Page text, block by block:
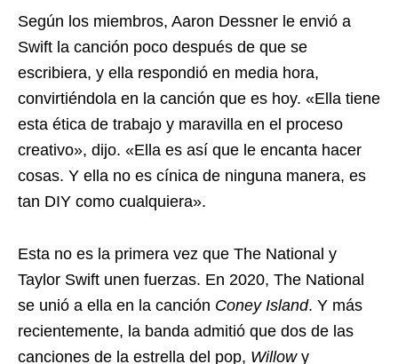
Según los miembros, Aaron Dessner le envió a
Swift la canción poco después de que se
escribiera, y ella respondió en media hora,
convirtiéndola en la canción que es hoy. «Ella tiene
esta ética de trabajo y maravilla en el proceso
creativo», dijo. «Ella es así que le encanta hacer
cosas. Y ella no es cínica de ninguna manera, es
tan DIY como cualquiera».
Esta no es la primera vez que The National y
Taylor Swift unen fuerzas. En 2020, The National
se unió a ella en la canción Coney Island. Y más
recientemente, la banda admitió que dos de las
canciones de la estrella del pop, Willowy